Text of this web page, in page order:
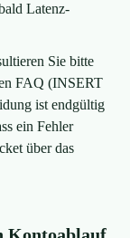
Latenz-
Sie bitte
FAQ (INSERT
ist endgültig
ein Fehler
über das